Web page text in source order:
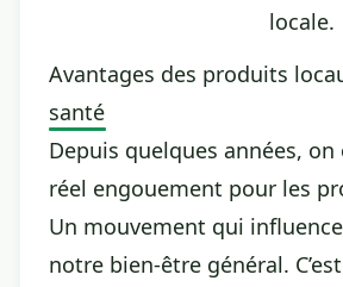
locale.
Avantages des produits
santé
Depuis quelques années, on
réel engouement pour les
Un mouvement qui
notre bien-être général.